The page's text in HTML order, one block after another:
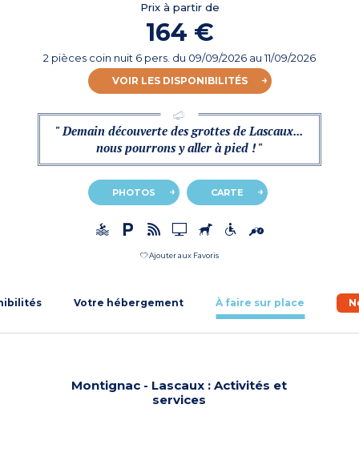
Prix à partir de
164 €
2 pièces coin nuit 6 pers. du 09/09/2026 au 11/09/2026
VOIR LES DISPONIBILITÉS
" Demain découverte des grottes de Lascaux...
nous pourrons y aller à pied ! "
PHOTOS CARTE
Ajouter aux Favoris
Votre hébergement À faire sur place
Montignac - Lascaux : Activités et
services